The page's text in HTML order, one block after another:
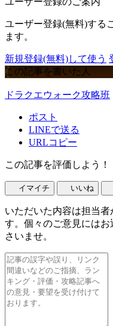
ユーザー登録(無料)する
ます。
新規登録(無料)して使う
この記事を書いた人
ドラクエウォーク攻略班
ポスト
LINEで送る
URLコピー
この記事を評価しよう！
イマイチ いいね
いただいた内容は担当
す。個々のご意見には
さいませ。